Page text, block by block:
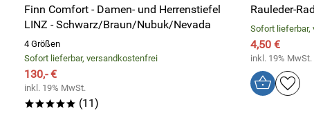
Finn Comfort - Damen- und Herrenstiefel
LINZ - Schwarz/Braun/Nubuk/Nevada
4 Größen
Sofort lieferbar, versandkostenfrei
130,- €
inkl. 19% MwSt.
***** (11)
Rauleder-
Sofort
4,50 €
inkl. 19% MwSt.